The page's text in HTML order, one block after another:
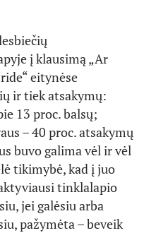
į klausimą „Ar
eitynėse
ir tiek atsakymų:
13 proc. balsų;
– 40 proc. atsakymų
buvo galima vėl ir vėl
tikimybė, kad į juo
tinklalapio
jei galėsiu arba
pažymėta – beveik